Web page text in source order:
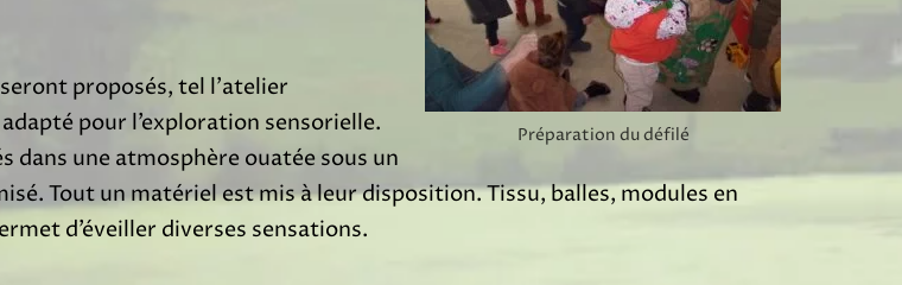
Préparation du défilé
proposés, tel l’atelier
pour l’exploration sensorielle.
dans une atmosphère ouatée sous un
Tout un matériel est mis à leur disposition. Tissu, balles, modules en
d’éveiller diverses sensations.